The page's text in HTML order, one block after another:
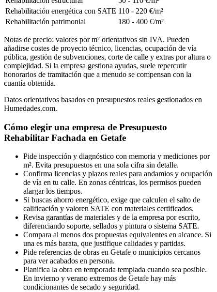
Rehabilitación energética con SATE 110 - 220 €/m²
Rehabilitación patrimonial
180 - 400 €/m²
Notas de precio: valores por m² orientativos sin IVA. Pueden
añadirse costes de proyecto técnico, licencias, ocupación de vía
pública, gestión de subvenciones, corte de calle y extras por altura o
complejidad. Si la empresa gestiona ayudas, suele repercutir
honorarios de tramitación que a menudo se compensan con la
cuantía obtenida.
Datos orientativos basados en presupuestos reales gestionados en
Humedades.com.
Cómo elegir una empresa de Presupuesto
Rehabilitar Fachada en Getafe
Pide inspección y diagnóstico con memoria y mediciones por
m². Evita presupuestos en una sola cifra sin detalle.
Confirma licencias y plazos reales para andamios y ocupación
de vía en tu calle. En zonas céntricas, los permisos pueden
alargar los tiempos.
Si buscas ahorro energético, exige que calculen el salto de
calificación y valoren SATE con materiales certificados.
Revisa garantías de materiales y de la empresa por escrito,
diferenciando soporte, sellados y pintura o sistema SATE.
Compara al menos dos propuestas equivalentes en alcance. Si
una es más barata, que justifique calidades y partidas.
Pide referencias de obras en Getafe o municipios cercanos
para ver acabados en persona.
Planifica la obra en temporada templada cuando sea posible.
En invierno y verano extremos de Getafe hay más
condicionantes de secado y seguridad.